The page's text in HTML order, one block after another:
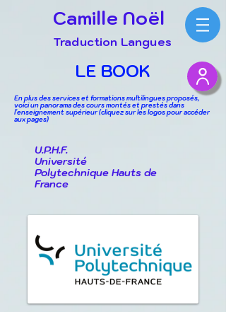
Camille Noël
Traduction Langues
LE BOOK
U.P.H.F.
Université
Polytechnique Hauts de
France
En plus des services et formations multilingues proposés,
voici un panorama des cours montés et prestés dans
l'enseignement supérieur (cliquez sur les logos pour accéder
aux pages)